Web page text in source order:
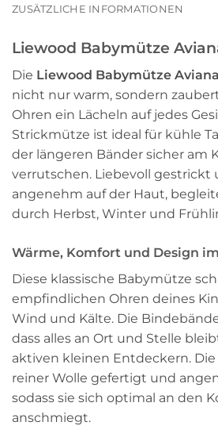
ZUSÄTZLICHE INFORMATIONEN
Liewood Babymütze
Die Liewood Babymütze Aviana
nicht nur warm, sondern
Ohren ein Lächeln auf jedes
Strickmütze ist ideal für kühle
der längeren Bänder sicher am
verrutschen. Liebevoll gestrickt
angenehm auf der Haut,
durch Herbst, Winter und
Wärme, Komfort und Design
Diese klassische Babymütze
empfindlichen Ohren deines
Wind und Kälte. Die
dass alles an Ort und Stelle
aktiven kleinen Entdeckern.
reiner Wolle gefertigt und
sodass sie sich optimal an den
anschmiegt.